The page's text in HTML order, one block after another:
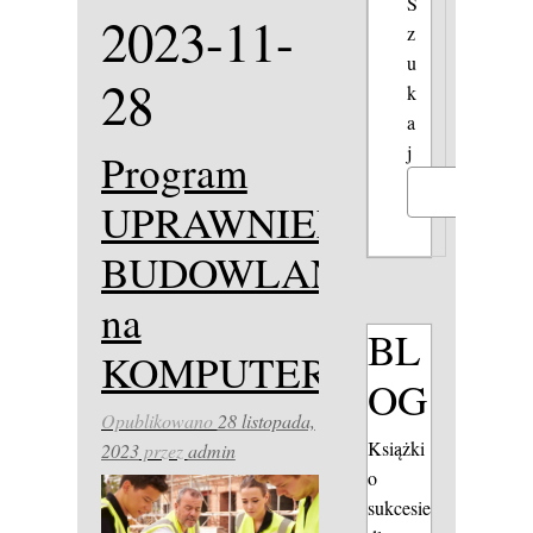
2023-11-
28
Program
UPRAWNIENIA
BUDOWLANE
na
KOMPUTER
Opublikowano 28 listopada,
2023przezadmin
z
u
k
a
j
BL
OG
Książki
o
sukcesie